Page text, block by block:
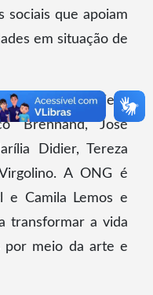
sociais que apoiam
em situação de
Danielly
Brennand, José
Didier, Tereza
A ONG é
e Camila Lemos e
transformar a vida
por meio da arte e